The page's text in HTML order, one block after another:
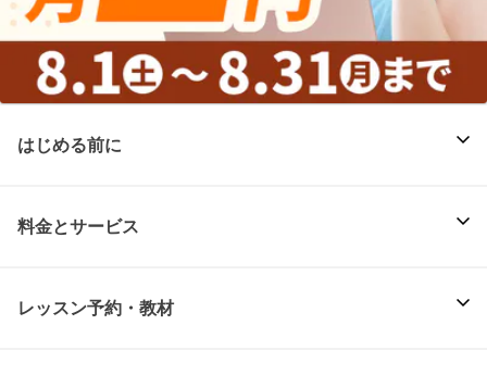
はじめる前に
料金とサービス
レッスン予約・教材